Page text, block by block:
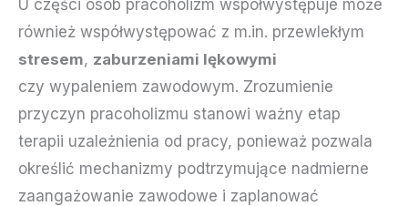
U części osób pracoholizm współwystępuje może
również współwystępować z m.in. przewlekłym
stresem, zaburzeniami lękowymi
czy wypaleniem zawodowym. Zrozumienie
przyczyn pracoholizmu stanowi ważny etap
terapii uzależnienia od pracy, ponieważ pozwala
określić mechanizmy podtrzymujące nadmierne
zaangażowanie zawodowe i zaplanować